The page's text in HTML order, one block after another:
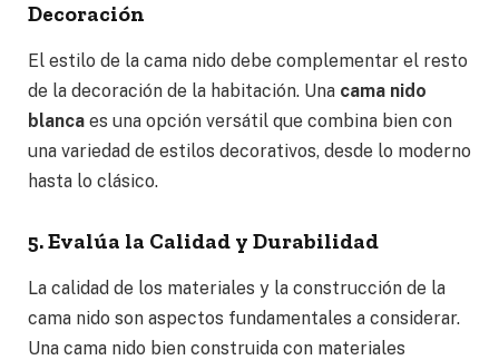
Decoración
El estilo de la cama nido debe complementar el resto
de la decoración de la habitación. Una cama nido
blanca es una opción versátil que combina bien con
una variedad de estilos decorativos, desde lo moderno
hasta lo clásico.
5. Evalúa la Calidad y Durabilidad
La calidad de los materiales y la construcción de la
cama nido son aspectos fundamentales a considerar.
Una cama nido bien construida con materiales